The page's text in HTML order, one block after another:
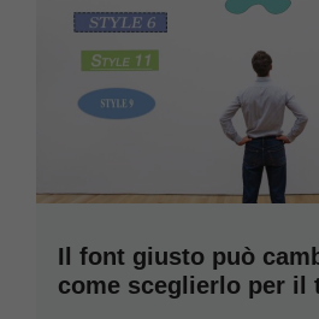
Il font giusto può
come sceglierlo per il